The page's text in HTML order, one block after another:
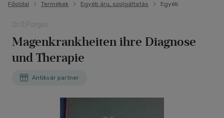
Főoldal Termékek Egyéb áru, szolgáltatás Egyéb
Magenkrankheiten ihre Diagnose
und Therapie
Antikvár partner